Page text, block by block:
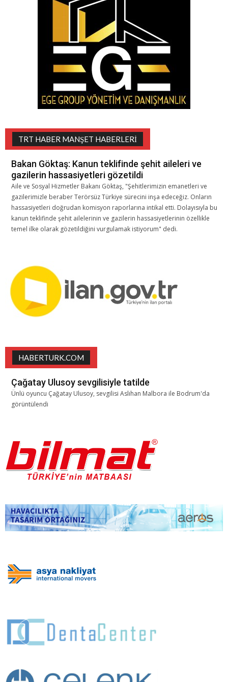
TRT HABER MANŞET HABERLERI
Bakan Göktaş: Kanun teklifinde şehit aileleri ve
gazilerin hassasiyetleri gözetildi
Aile ve Sosyal Hizmetler Bakanı Göktaş, "Şehitlerimizin emanetleri ve
gazilerimizle beraber Terörsüz Türkiye sürecini inşa edeceğiz. Onların
hassasiyetleri doğrudan komisyon raporlarına intikal etti. Dolayısıyla bu
kanun teklifinde şehit ailelerinin ve gazilerin hassasiyetlerinin özellikle
temel ilke olarak gözetildiğini vurgulamak istiyorum" dedi.
HABERTURK.COM
Çağatay Ulusoy sevgilisiyle tatilde
Ünlü oyuncu Çağatay Ulusoy, sevgilisi Aslıhan Malbora ile Bodrum'da
görüntülendi